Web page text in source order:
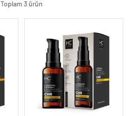
Toplam 3 ürün